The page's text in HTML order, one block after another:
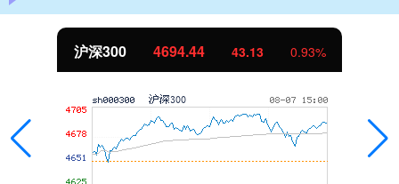
沪深300 4694.44 43.13 0.93%